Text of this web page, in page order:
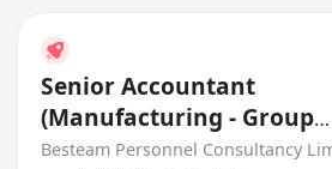
Senior Accountant
(Manufacturing - Group
Consolidation) 35K - 40K
Besteam Personnel Consultancy